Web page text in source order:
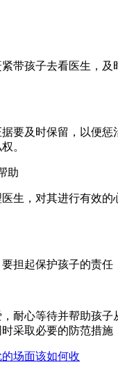
带孩子去看医生，
要及时保留，以便
。
助
生，对其进行有效
担起保护孩子的责
耐心等待并帮助孩
采取必要的防范措
场面该如何收